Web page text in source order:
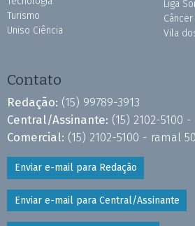
Turismo
Uniso Ciência
Liga
Câncer
Vila
Contato
Redação: (15) 99789-3913
Central/Assinante: (15) 2102-5100
Comercial: (15) 2102-5100 - ramal
Enviar e-mail para Redação
Enviar e-mail para Central/Assinante